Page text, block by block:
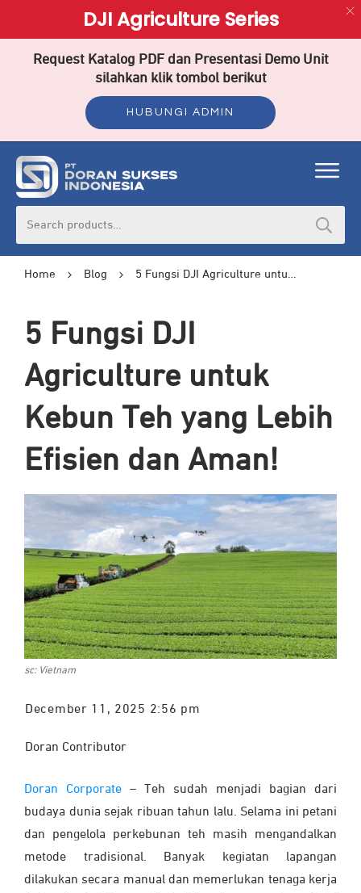
Home Blog 5 Fungsi DJI Agriculture untuk Kebun Teh yang Lebih Efisien dan Aman!
5 Fungsi DJI
Agriculture untuk
Kebun Teh yang Lebih
Efisien dan Aman!
sc: Vietnam
December 11, 2025 2:56 pm
Doran Contributor
Doran Corporate
– Teh sudah menjadi bagian dari
budaya dunia sejak ribuan tahun lalu. Selama ini petani
dan pengelola perkebunan teh masih mengandalkan
metode tradisional. Banyak kegiatan lapangan
dilakukan secara manual dan memerlukan tenaga kerja
DJI Agriculture Series
Request Katalog PDF dan Presentasi Demo Unit
silahkan klik tombol berikut
HUBUNGI ADMIN